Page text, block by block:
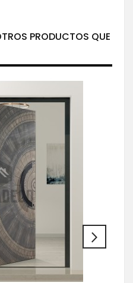
PRODUCTOS QUE